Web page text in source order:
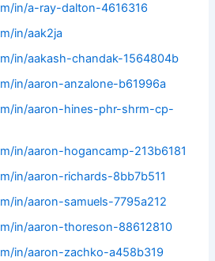
in/a-ray-dalton-4616316
in/aak2ja
in/aakash-chandak-1564804b
in/aaron-anzalone-b61996a
in/aaron-hines-phr-shrm-cp-
in/aaron-hogancamp-213b6181
in/aaron-richards-8bb7b511
in/aaron-samuels-7795a212
in/aaron-thoreson-88612810
in/aaron-zachko-a458b319